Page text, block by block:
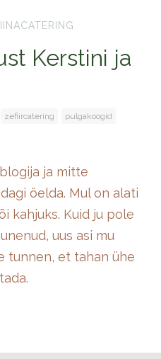
Kerstini ja
zefiircatering pulgakoogid
ja mitte
öelda. Mul on alati
kahjuks. Kuid ju pole
uus asi mu
tunnen, et tahan ühe